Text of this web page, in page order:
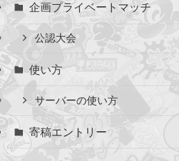
企画プライベートマッチ
公認大会
使い方
サーバーの使い方
寄稿エントリー